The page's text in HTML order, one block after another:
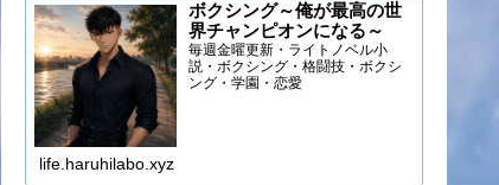
ボクシング～俺が最高の世
界チャンピオンになる～
毎週金曜更新・ライトノベル小
説・ボクシング・格闘技・ボクシ
ング・学園・恋愛
life.haruhilabo.xyz